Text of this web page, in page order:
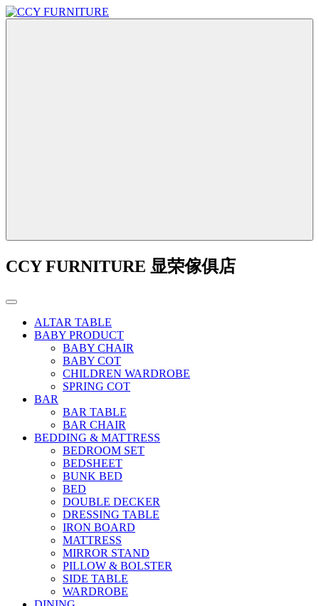
CCY FURNITURE 显荣傢俱店
ALTAR TABLE
BABY PRODUCT
BABY CHAIR
BABY COT
CHILDREN WARDROBE
SPRING COT
BAR
BAR TABLE
BAR CHAIR
BEDDING & MATTRESS
BEDROOM SET
BEDSHEET
BUNK BED
BED
DOUBLE DECKER
DRESSING TABLE
IRON BOARD
MATTRESS
MIRROR STAND
PILLOW & BOLSTER
SIDE TABLE
WARDROBE